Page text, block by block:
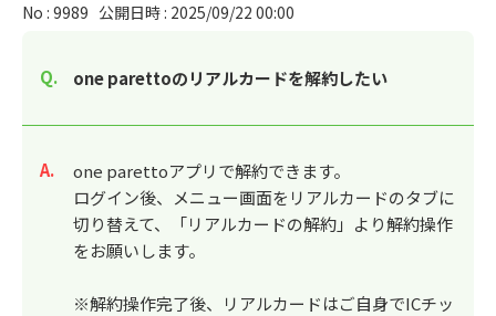
No : 9989 公開日時 : 2025/09/22 00:00
one parettoのリアルカードを解約したい
回答
one parettoアプリで解約できます。
ログイン後、メニュー画面をリアルカードのタブに
切り替えて、「リアルカードの解約」より解約操作
をお願いします。
※解約操作完了後、リアルカードはご自身でICチッ